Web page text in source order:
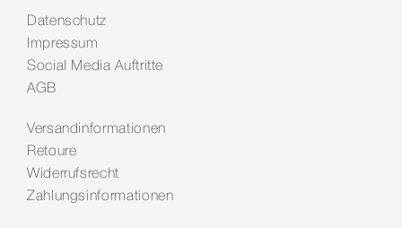
Datenschutz
Impressum
Social Media Auftritte
AGB
Versandinformationen
Retoure
Widerrufsrecht
Zahlungsinformationen